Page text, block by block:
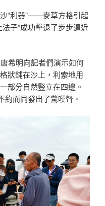
“利器”——麥草方格引起
子”成功擊退了步步逼近
希明向記者們演示如何
狀鋪在沙上，利索地用
部分自然豎立在四邊。
約而同發出了驚嘆聲。